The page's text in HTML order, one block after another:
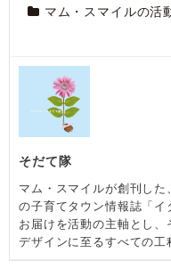
マム・スマイルの活
そだて隊
マム・スマイルが創刊し
の子育てタウン情報誌「イ
お届けを活動の主軸とし、
デザインに至るすべての工